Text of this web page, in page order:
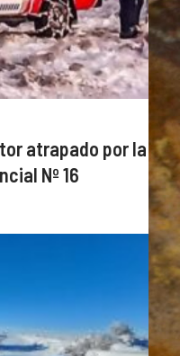
atrapado por la
Nº 16